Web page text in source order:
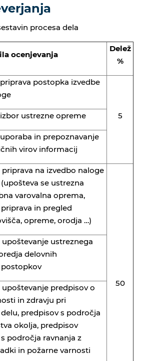
procesa dela
ocenjevanja
Delež
%
postopka izvedbe
5
ustrezne opreme
in prepoznavanje
virov informacij
na izvedbo naloge
se ustrezna
varovalna oprema,
in pregled
opreme, orodja …)
50
ustreznega
delovnih
predpisov o
in zdravju pri
predpisov s področja
okolja, predpisov
ravnanja z
in požarne varnosti